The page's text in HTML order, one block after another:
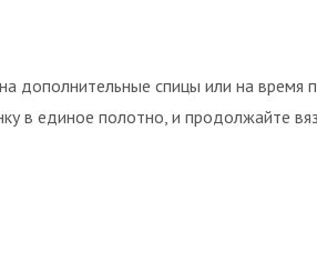
дополнительные спицы или на время
в единое полотно, и продолжайте